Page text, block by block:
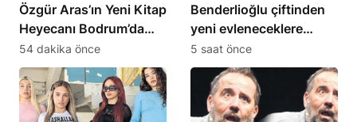
Özgür Aras’ın Yeni Kitap
Heyecanı Bodrum’da
Kutlandı
54 dakika önce
Benderlioğlu çiftinden
yeni evleneceklere
öneriler
5 saat önce